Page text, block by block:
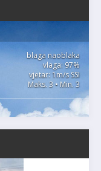
blaga naoblaka
vlaga: 97%
vjetar: 1m/s SSI
Maks. 3 • Min. 3